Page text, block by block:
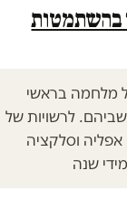
בהשתמטות
מלחמה בראשי
לרשויות של
אפליה וסלקציה
שנה